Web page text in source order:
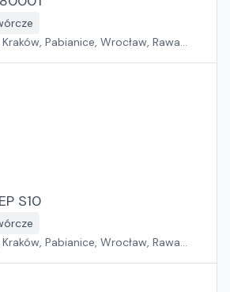
Pabianice, Wrocław, Rawa
S10
Pabianice, Wrocław, Rawa